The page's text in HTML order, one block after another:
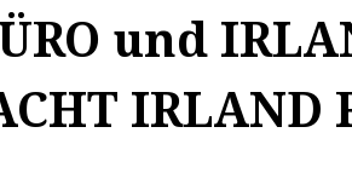
und
IRLAND